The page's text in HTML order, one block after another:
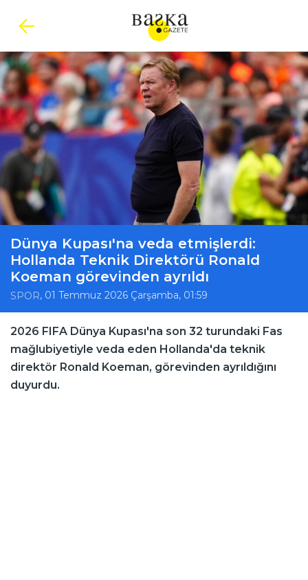
Dünya Kupası'na veda etmişlerdi:
Hollanda Teknik Direktörü Ronald
Koeman görevinden ayrıldı
SPOR, 01 Temmuz 2026 Çarşamba, 01:59
2026 FIFA Dünya Kupası'na son 32 turundaki Fas
mağlubiyetiyle veda eden Hollanda'da teknik
direktör Ronald Koeman, görevinden ayrıldığını
duyurdu.